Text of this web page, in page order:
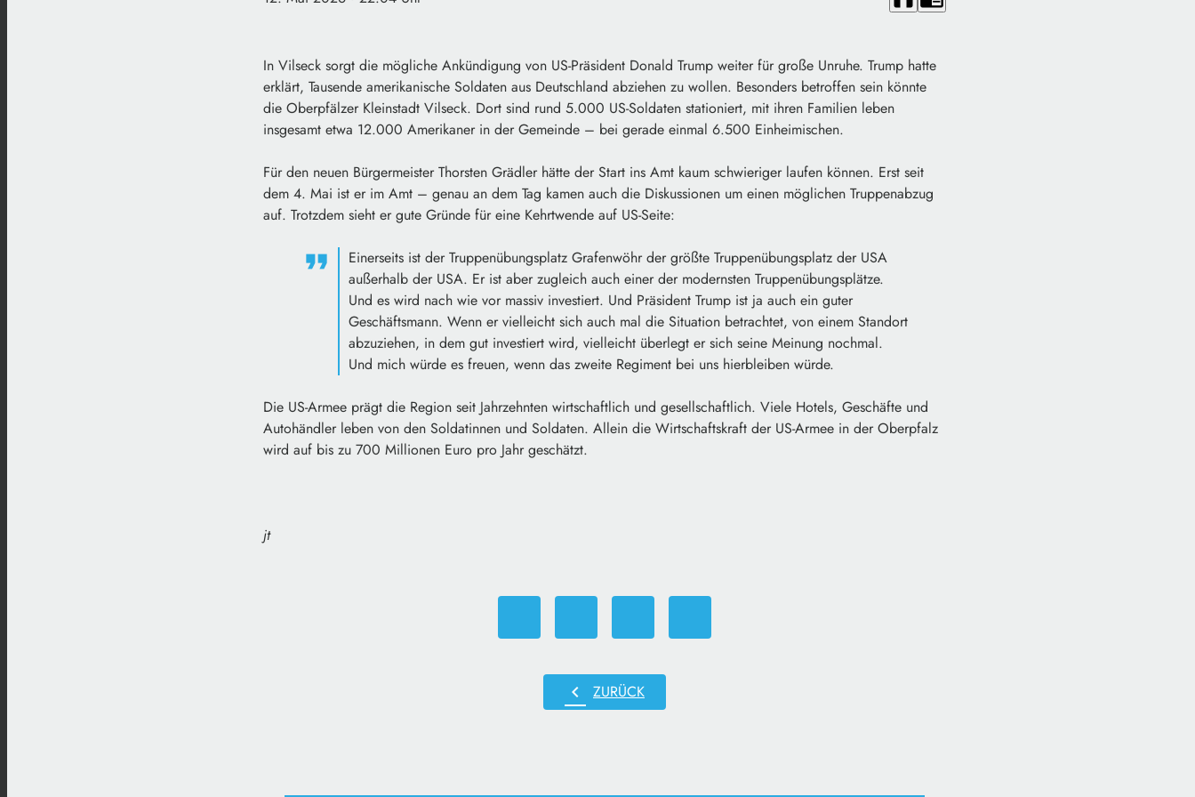
In Vilseck sorgt die mögliche Ankündigung von US-Präsident Donald Trump weiter für große Unruhe. Trump hatte
erklärt, Tausende amerikanische Soldaten aus Deutschland abziehen zu wollen. Besonders betroffen sein könnte
die Oberpfälzer Kleinstadt Vilseck. Dort sind rund 5.000 US-Soldaten stationiert, mit ihren Familien leben
insgesamt etwa 12.000 Amerikaner in der Gemeinde – bei gerade einmal 6.500 Einheimischen.
Für den neuen Bürgermeister Thorsten Grädler hätte der Start ins Amt kaum schwieriger laufen können. Erst seit
dem 4. Mai ist er im Amt – genau an dem Tag kamen auch die Diskussionen um einen möglichen Truppenabzug
auf. Trotzdem sieht er gute Gründe für eine Kehrtwende auf US-Seite:
Einerseits ist der Truppenübungsplatz Grafenwöhr der größte Truppenübungsplatz der USA
außerhalb der USA. Er ist aber zugleich auch einer der modernsten Truppenübungsplätze.
Und es wird nach wie vor massiv investiert. Und Präsident Trump ist ja auch ein guter
Geschäftsmann. Wenn er vielleicht sich auch mal die Situation betrachtet, von einem Standort
abzuziehen, in dem gut investiert wird, vielleicht überlegt er sich seine Meinung nochmal.
Und mich würde es freuen, wenn das zweite Regiment bei uns hierbleiben würde.
Die US-Armee prägt die Region seit Jahrzehnten wirtschaftlich und gesellschaftlich. Viele Hotels, Geschäfte und
Autohändler leben von den Soldatinnen und Soldaten. Allein die Wirtschaftskraft der US-Armee in der Oberpfalz
wird auf bis zu 700 Millionen Euro pro Jahr geschätzt.
jt
chevron_left ZURÜCK